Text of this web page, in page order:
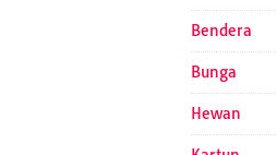
Bendera
Bunga
Hewan